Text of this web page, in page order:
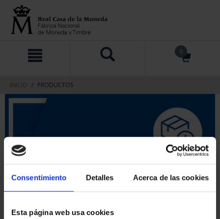
Consentimiento Detalles Acerca de las cookies
Esta página web usa cookies
contenido
navegacin
0
INICIO PRODUCTOS